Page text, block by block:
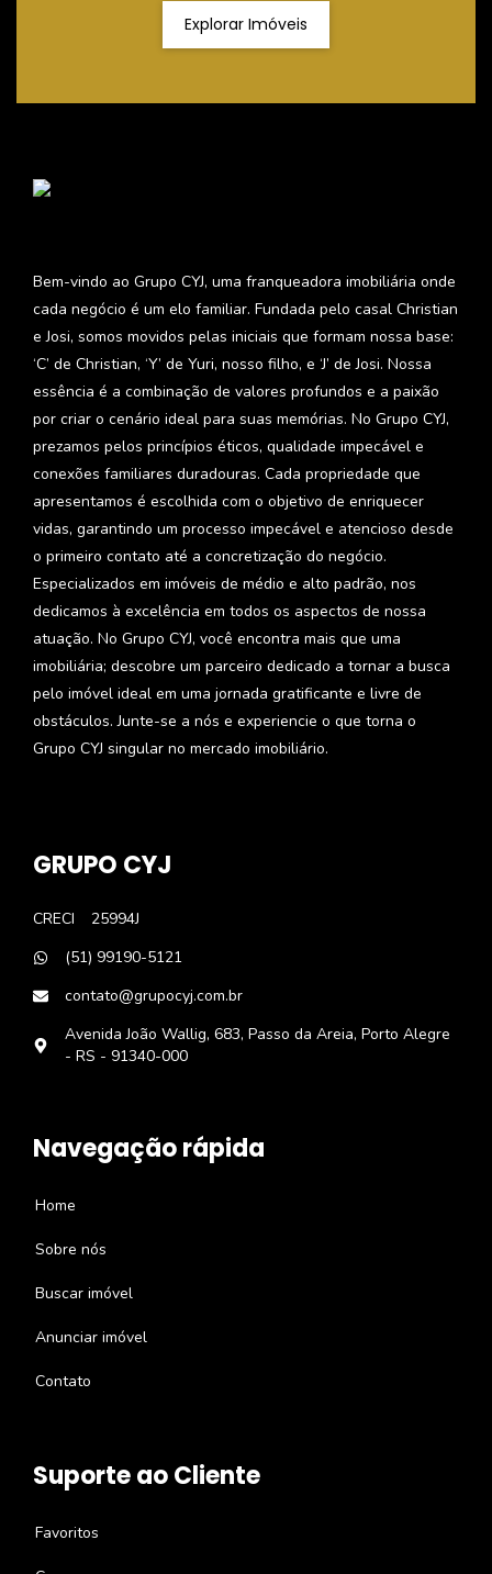
Explorar Imóveis
Bem-vindo ao Grupo CYJ, uma franqueadora imobiliária onde
cada negócio é um elo familiar. Fundada pelo casal Christian
e Josi, somos movidos pelas iniciais que formam nossa base:
‘C’ de Christian, ‘Y’ de Yuri, nosso filho, e ‘J’ de Josi. Nossa
essência é a combinação de valores profundos e a paixão
por criar o cenário ideal para suas memórias. No Grupo CYJ,
prezamos pelos princípios éticos, qualidade impecável e
conexões familiares duradouras. Cada propriedade que
apresentamos é escolhida com o objetivo de enriquecer
vidas, garantindo um processo impecável e atencioso desde
o primeiro contato até a concretização do negócio.
Especializados em imóveis de médio e alto padrão, nos
dedicamos à excelência em todos os aspectos de nossa
atuação. No Grupo CYJ, você encontra mais que uma
imobiliária; descobre um parceiro dedicado a tornar a busca
pelo imóvel ideal em uma jornada gratificante e livre de
obstáculos. Junte-se a nós e experiencie o que torna o
Grupo CYJ singular no mercado imobiliário.
GRUPO CYJ
CRECI
25994J
(51) 99190-5121
contato@grupocyj.com.br
Avenida João Wallig, 683, Passo da Areia, Porto Alegre
- RS - 91340-000
Navegação rápida
Home
Sobre nós
Buscar imóvel
Anunciar imóvel
Contato
Suporte ao Cliente
Favoritos